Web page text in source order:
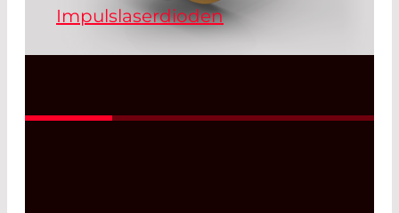
Impulslaserdioden
Die gepulsten Laserdioden sind in den
von Laser Components produziert.